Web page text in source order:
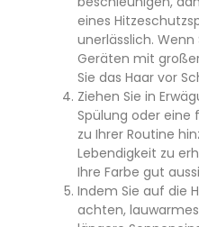
eines
unerlässlich.
Geräten mit
Sie das Haar vor
Ziehen Sie in
Spülung oder eine
zu Ihrer Routine
Lebendigkeit zu
Ihre Farbe gut
Indem Sie auf die
achten,